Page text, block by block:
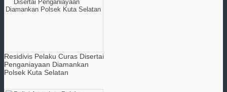
Residivis Pelaku Curas Disertai
Penganiayaan Diamankan
Polsek Kuta Selatan